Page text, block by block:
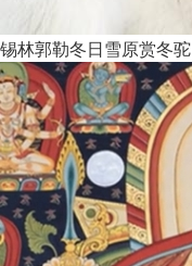
锡林郭勒冬日雪原赏冬驼